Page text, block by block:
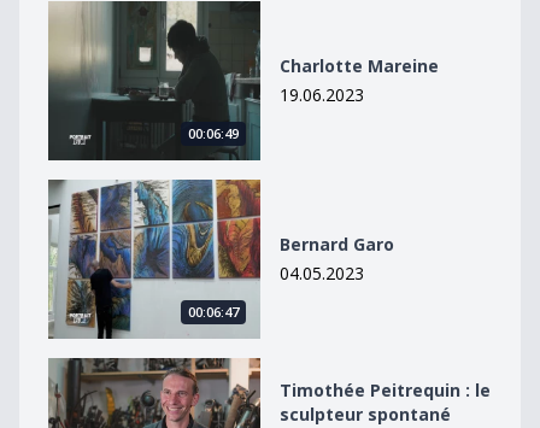
Charlotte Mareine
00:06:49
Charlotte Mareine
19.06.2023
Bernard Garo
00:06:47
Bernard Garo
04.05.2023
Timothée Peitrequin : le sculpteur spontané
Timothée Peitrequin : le
sculpteur spontané